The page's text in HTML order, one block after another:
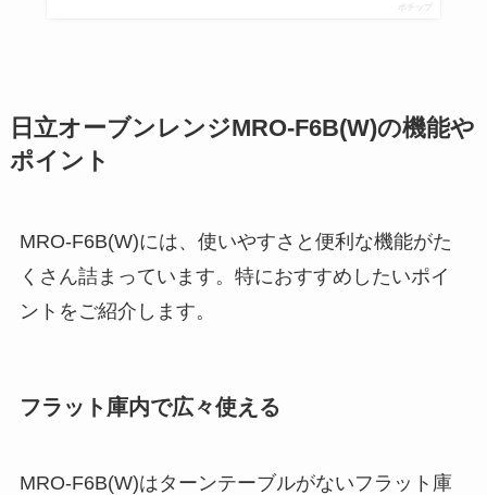
ポチップ
日立オーブンレンジMRO-F6B(W)の機能や
ポイント
MRO-F6B(W)には、使いやすさと便利な機能がた
くさん詰まっています。特におすすめしたいポイ
ントをご紹介します。
フラット庫内で広々使える
MRO-F6B(W)はターンテーブルがないフラット庫